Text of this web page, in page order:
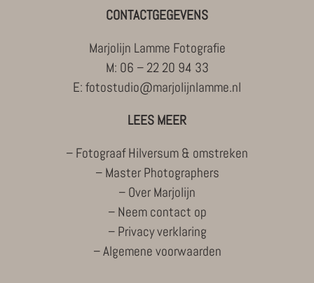
CONTACTGEGEVENS
Marjolijn Lamme Fotografie
M: 06 – 22 20 94 33
E: fotostudio@marjolijnlamme.nl
LEES MEER
– Fotograaf Hilversum & omstreken
– Master Photographers
– Over Marjolijn
– Neem contact op
– Privacy verklaring
–Algemene voorwaarden